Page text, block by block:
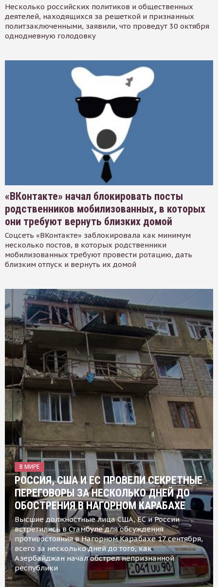
Несколько российских политиков и общественных
деятелей, находящихся за решеткой и признанных
политзаключенными, заявили, что проведут 30 октября
однодневную голодовку
«ВКонтакте» начал блокировать посты
родственников мобилизованных, в которых
они требуют вернуть близких домой
Соцсеть «ВКонтакте» заблокировала как минимум
несколько постов, в которых родственники
мобилизованных требуют провести ротацию, дать
близким отпуск и вернуть их домой
В МИРЕ
РОССИЯ, США И ЕС ПРОВЕЛИ СЕКРЕТНЫЕ
ПЕРЕГОВОРЫ ЗА НЕСКОЛЬКО ДНЕЙ ДО
ОБОСТРЕНИЯ В НАГОРНОМ КАРАБАХЕ
Высшие должностные лица США, ЕС и России
встретились в Стамбуле для обсуждения
противостояния в Нагорном Карабахе 17 сентября,
всего за несколько дней до того, как
Азербайджан начал обстрел непризнанной
республики